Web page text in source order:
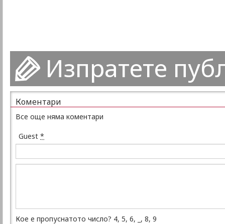
Изпратете
Коментари
Все още няма коментари
Guest *
Кое е пропуснатото число? 4, 5, 6, _, 8, 9